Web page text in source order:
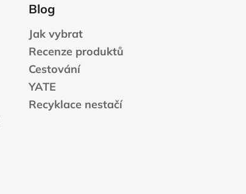
Blog
Jak vybrat
Recenze produktů
Cestování
YATE
Recyklace nestačí